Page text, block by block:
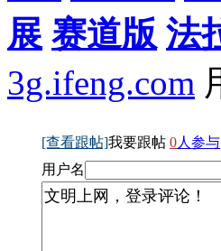
展 赛道版 法
3g.ifeng.com
[查看跟帖]我要跟帖 0人参与
用户名